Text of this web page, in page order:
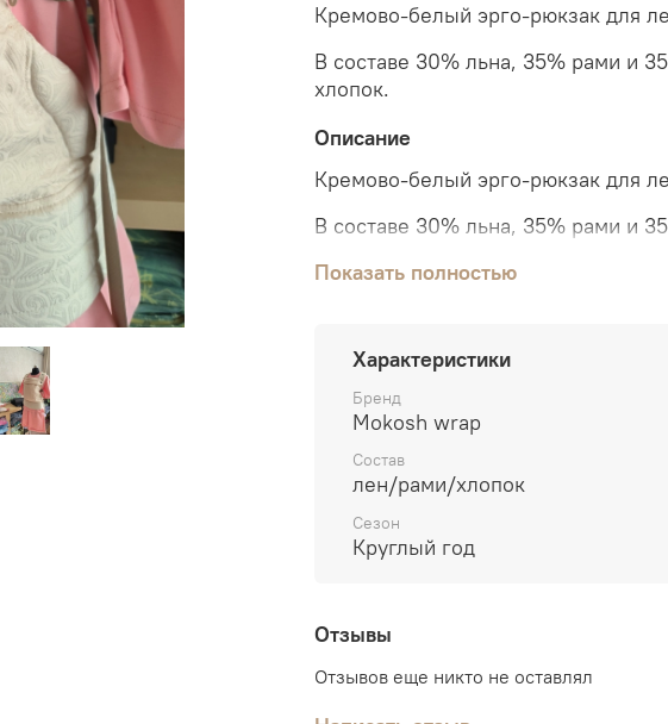
Кремово-белый эрго-рюкзак для
В составе 30% льна, 35% рами и
хлопок.
Описание
Кремово-белый эрго-рюкзак для
В составе 30% льна, 35% рами и
Рекомендована стирка перед
Показать полностью
Характеристики
Бренд
Mokosh wrap
Состав
лен/рами/хлопок
Сезон
Круглый год
Отзывы
Отзывов еще никто не оставлял